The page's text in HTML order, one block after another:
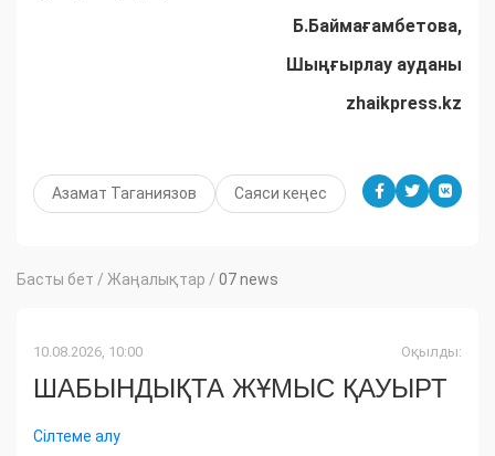
Б.Баймағамбетова,
Шыңғырлау ауданы
zhaikpress.kz
Азамат Таганиязов Саяси кеңес
Басты бет / Жаңалықтар / 07 news
10.08.2026, 10:00 Оқылды:
ШАБЫНДЫҚТА ЖҰМЫС ҚАУЫРТ
Сілтеме алу